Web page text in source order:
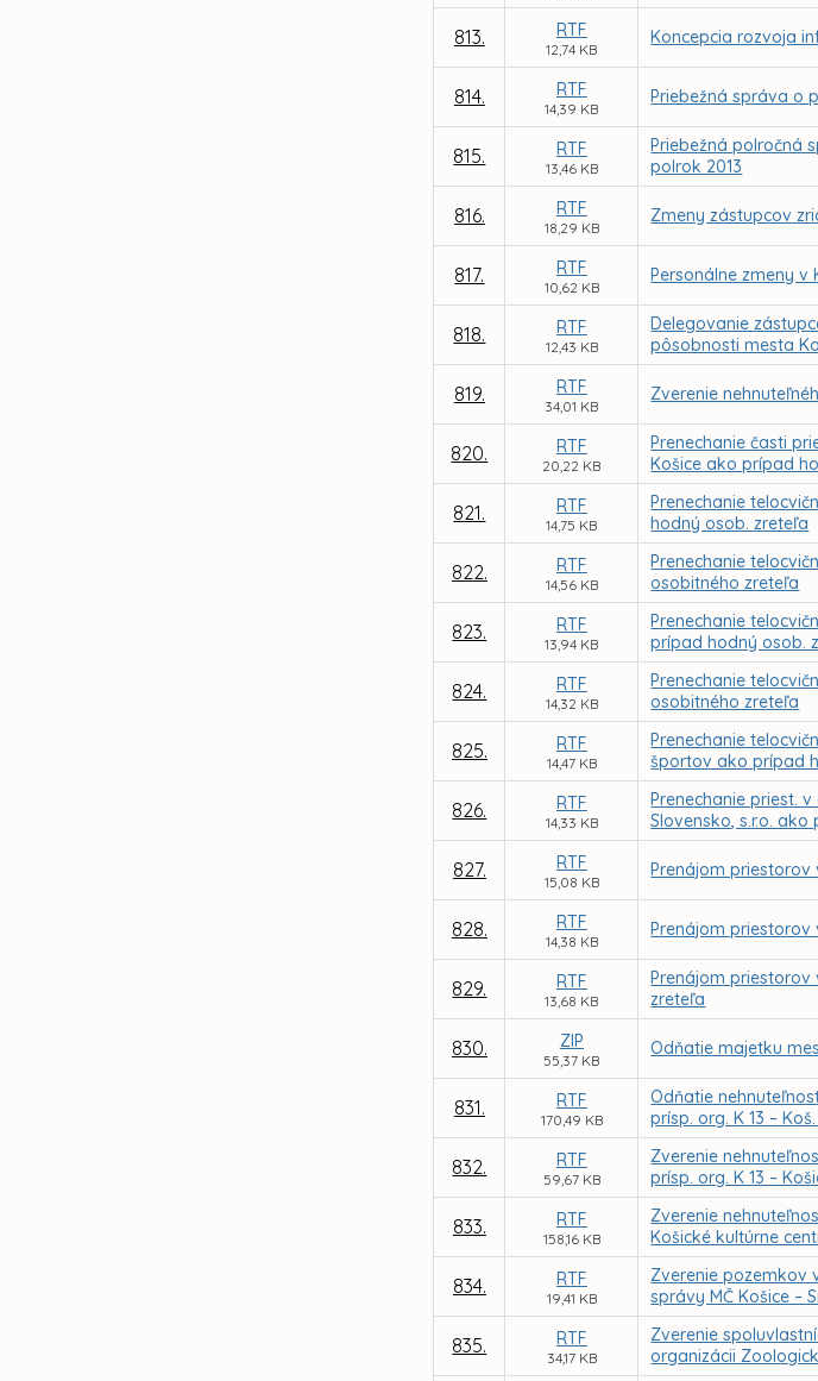
813. RTF
12,74 KB
Koncepcia rozvoja
814. RTF
14,39 KB
Priebežná správa o
815. RTF
13,46 KB
Priebežná polročná
polrok 2013
816. RTF
18,29 KB
Zmeny zástupcov
817. RTF
10,62 KB
Personálne zmeny v
818. RTF
12,43 KB
Delegovanie
pôsobnosti mesta
819. RTF
34,01 KB
Zverenie
820. RTF
20,22 KB
Prenechanie časti
Košice ako prípad
821. RTF
14,75 KB
Prenechanie
hodný osob. zreteľa
822. RTF
14,56 KB
Prenechanie
osobitného zreteľa
823. RTF
13,94 KB
Prenechanie
prípad hodný osob.
824. RTF
14,32 KB
Prenechanie
osobitného zreteľa
825. RTF
14,47 KB
Prenechanie
športov ako prípad
826. RTF
14,33 KB
Prenechanie priest.
Slovensko, s.r.o.
827. RTF
15,08 KB
Prenájom
828. RTF
14,38 KB
Prenájom priestorov
829. RTF
13,68 KB
Prenájom priestorov
zreteľa
830. ZIP
55,37 KB
Odňatie majetku
831. RTF
170,49 KB
Odňatie
prísp. org. K 13 –
832. RTF
59,67 KB
Zverenie
prísp. org. K 13 –
833. RTF
158,16 KB
Zverenie
Košické kultúrne
834. RTF
19,41 KB
Zverenie pozemkov
správy MČ Košice –
835. RTF
34,17 KB
Zverenie
organizácii